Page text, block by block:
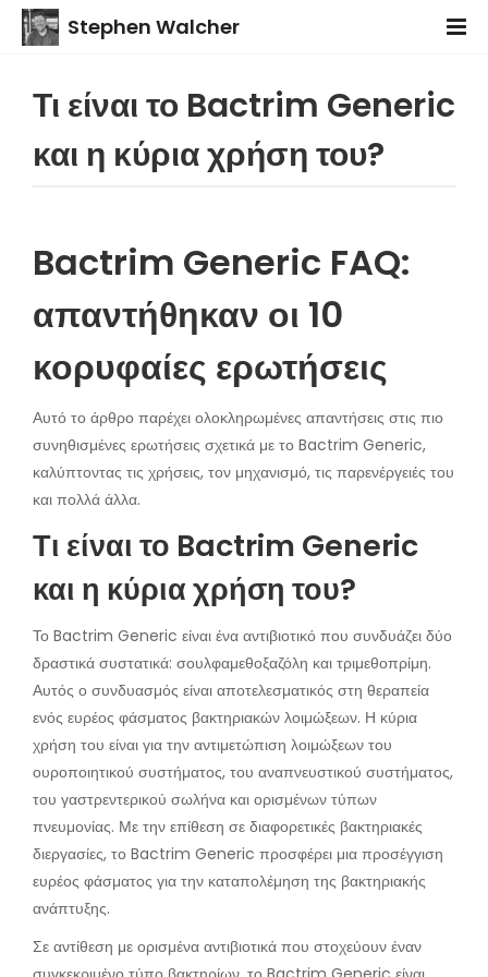
Stephen Walcher
Τι είναι το Bactrim Generic
και η κύρια χρήση του?
Bactrim Generic FAQ:
απαντήθηκαν οι 10
κορυφαίες ερωτήσεις
Αυτό το άρθρο παρέχει ολοκληρωμένες απαντήσεις στις πιο
συνηθισμένες ερωτήσεις σχετικά με το Bactrim Generic,
καλύπτοντας τις χρήσεις, τον μηχανισμό, τις παρενέργειές του
και πολλά άλλα.
Τι είναι το Bactrim Generic
και η κύρια χρήση του?
Το Bactrim Generic είναι ένα αντιβιοτικό που συνδυάζει δύο
δραστικά συστατικά: σουλφαμεθοξαζόλη και τριμεθοπρίμη.
Αυτός ο συνδυασμός είναι αποτελεσματικός στη θεραπεία
ενός ευρέος φάσματος βακτηριακών λοιμώξεων. Η κύρια
χρήση του είναι για την αντιμετώπιση λοιμώξεων του
ουροποιητικού συστήματος, του αναπνευστικού συστήματος,
του γαστρεντερικού σωλήνα και ορισμένων τύπων
πνευμονίας. Με την επίθεση σε διαφορετικές βακτηριακές
διεργασίες, το Bactrim Generic προσφέρει μια προσέγγιση
ευρέος φάσματος για την καταπολέμηση της βακτηριακής
ανάπτυξης.
Σε αντίθεση με ορισμένα αντιβιοτικά που στοχεύουν έναν